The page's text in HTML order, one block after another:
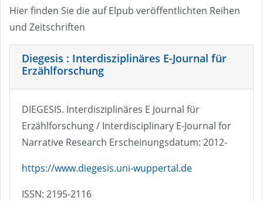
Hier finden Sie die auf Elpub veröffentlichten Reihen
und Zeitschriften
Diegesis : Interdisziplinäres E-Journal für
Erzählforschung
DIEGESIS. Interdisziplinäres E Journal für
Erzählforschung / Interdisciplinary E-Journal for
Narrative Research Erscheinungsdatum: 2012-
https://www.diegesis.uni-wuppertal.de
ISSN: 2195-2116